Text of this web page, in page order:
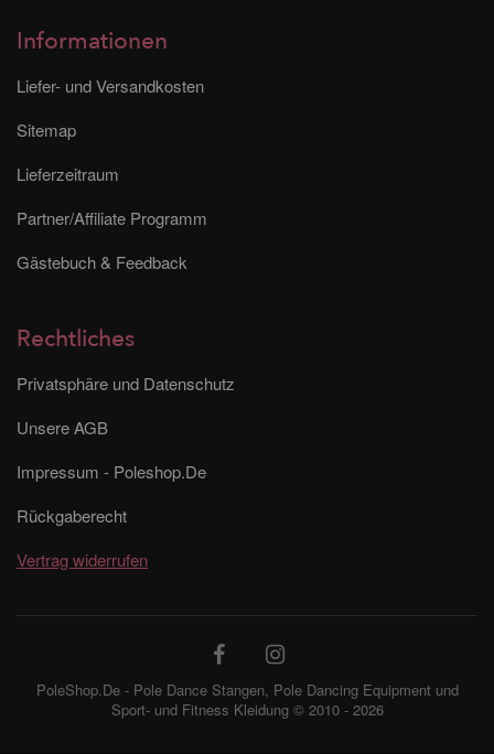
Informationen
Liefer- und Versandkosten
Sitemap
Lieferzeitraum
Partner/Affiliate Programm
Gästebuch & Feedback
Rechtliches
Privatsphäre und Datenschutz
Unsere AGB
Impressum - Poleshop.De
Rückgaberecht
Vertrag widerrufen
PoleShop.De - Pole Dance Stangen, Pole Dancing Equipment und
Sport- und Fitness Kleidung © 2010 - 2026